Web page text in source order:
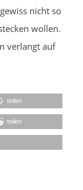
nicht so
wollen.
verlangt auf
teilen
teilen